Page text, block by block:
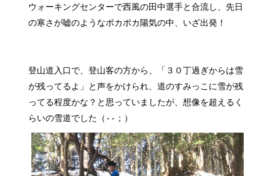
ウォーキングセンターで西風の田中選手と合流し、先日
の寒さが嘘のようなポカポカ陽気の中、いざ出発！
登山道入口で、登山客の方から、「３０丁過ぎからは雪
が残ってるよ」と声をかけられ、道のすみっこに雪が残
ってる程度かな？と思っていましたが、想像を超えるく
らいの雪道でした（‐‐；）